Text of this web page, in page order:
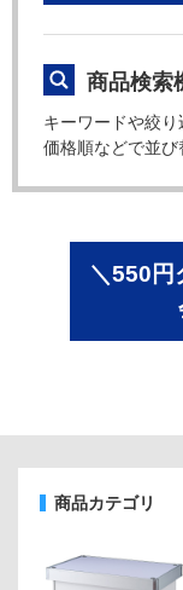
商品検索
キーワードや絞り
価格順などで並
＼550円
商品カテゴリ